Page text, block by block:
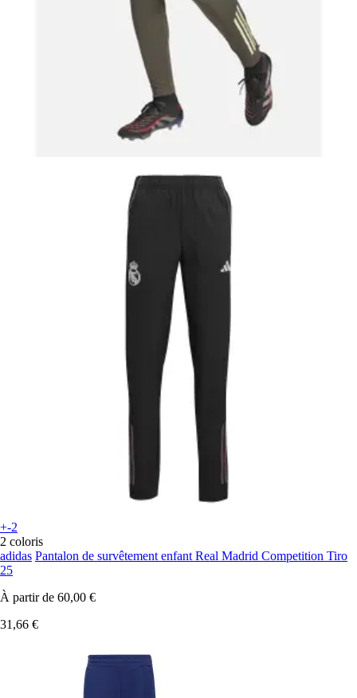
+-2
2 coloris
adidas Pantalon de survêtement enfant Real Madrid Competition Tiro
25
À partir de 60,00 €
31,66 €